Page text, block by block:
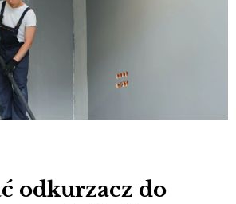
odkurzacz do